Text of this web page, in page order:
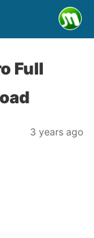
Full
3 years ago